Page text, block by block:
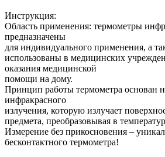
Инструкция:
Область применения: термометры
предназначены
для индивидуального применения, а
использованы в медицинских
оказания медицинской
помощи на дому.
Принцип работы термометра основан
инфракрасного
излучения, которую излучает
предмета, преобразовывая в
Измерение без прикосновения –
бесконтактного термометра!